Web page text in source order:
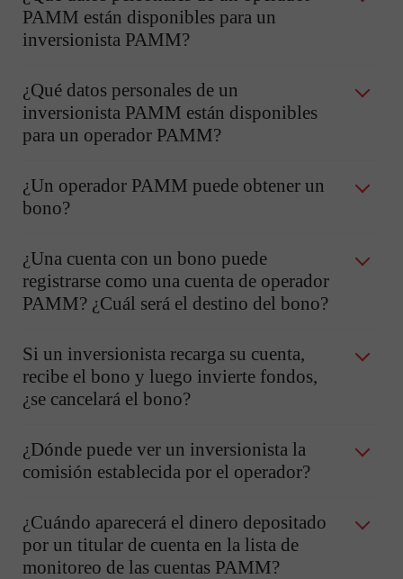
PAMM están disponibles para un
inversionista PAMM?
¿Qué datos personales de un
inversionista PAMM están disponibles
para un operador PAMM?
¿Un operador PAMM puede obtener un
bono?
¿Una cuenta con un bono puede
registrarse como una cuenta de operador
PAMM? ¿Cuál será el destino del bono?
Si un inversionista recarga su cuenta,
recibe el bono y luego invierte fondos,
¿se cancelará el bono?
¿Dónde puede ver un inversionista la
comisión establecida por el operador?
¿Cuándo aparecerá el dinero depositado
por un titular de cuenta en la lista de
monitoreo de las cuentas PAMM?